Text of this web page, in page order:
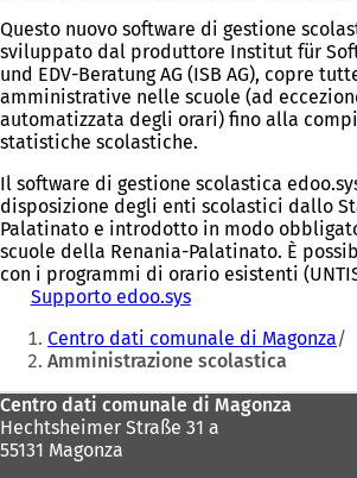
Questo nuovo software di gestione
sviluppato dal produttore Institut für
und EDV-Beratung AG (ISB AG), copre
amministrative nelle scuole (ad
automatizzata degli orari) fino alla
statistiche scolastiche.
Il software di gestione scolastica
disposizione degli enti scolastici dallo
Palatinato e introdotto in modo
scuole della Renania-Palatinato. È
con i programmi di orario esistenti
Supporto edoo.sys
Siete
qui:
Centro dati comunale di Magonza
Amministrazione scolastica
Area
dei
Centro dati comunale di Magonza
Hechtsheimer Straße 31 a
55131 Magonza